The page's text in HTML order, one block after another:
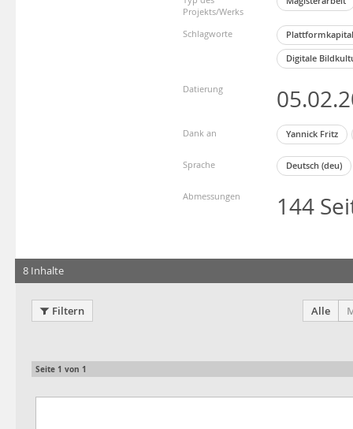
Projekts/Werks
Schlagworte
Digitale
Datierung
Dank an Yannick Fritz
Sprache Deutsch (deu)
Abmessungen 144
8 Inhalte
Filtern Alle
Seite 1 von 1